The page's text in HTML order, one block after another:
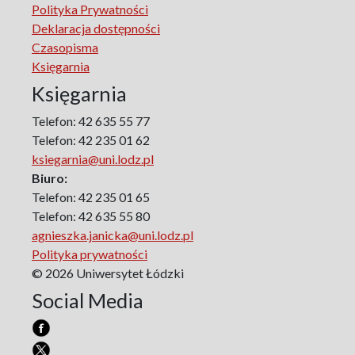
The Art of Learning – The Learning of Art
Neuroscience in Psychology
Faces of Feminism
Faces of war
Biographical Perspectives
Politology
Poland and Central and Eastern Europe in the 20th
Century
Polish Film Culture
Law
The Polish People's Republic. Biographies
Existence and Literature Project
The Psychology of Everything
Research on Science & Natural Philosophy
Romanistyka dla Teatru
The Conference on Social Pedagogy under the Patronage
Polityka Prywatności
Deklaracja dostępności
Czasopisma
Księgarnia
Księgarnia
Telefon: 42 635 55 77
Telefon: 42 235 01 62
ksiegarnia@uni.lodz.pl
Biuro:
Telefon: 42 235 01 65
Telefon: 42 635 55 80
agnieszka.janicka@uni.lodz.pl
Polityka prywatności
© 2026 Uniwersytet Łódzki
Social Media